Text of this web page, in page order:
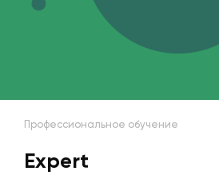
Профессиональное обучение
Expert